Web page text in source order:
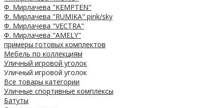
Ф. Мирлачева "KEMPTEN"
Ф. Мирлачева "RUMIKA" pink/sky
Ф. Мирлачева "VECTRA"
Ф. Мирлачева "AMELY"
примеры готовых комплектов
Мебель по коллекциям
Уличный игровой уголок
Уличный игровой уголок
Все товары категории
Уличные спортивные комплексы
Батуты